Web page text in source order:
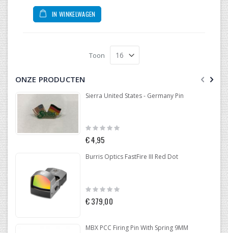
IN WINKELWAGEN
Toon
ONZE PRODUCTEN
Sierra United States - Germany Pin
Rating:
0%
€ 4,95
Burris Optics FastFire III Red Dot
Rating:
0%
€ 379,00
MBX PCC Firing Pin With Spring 9MM